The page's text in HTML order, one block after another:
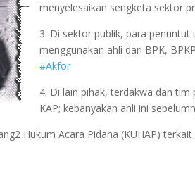
menyelesaikan sengketa sektor
3. Di sektor publik, para penuntut
menggunakan ahli dari BPK,
#Akfor
4. Di lain pihak, terdakwa dan
KAP; kebanyakan ahli ini
Hukum Acara Pidana (KUHAP)